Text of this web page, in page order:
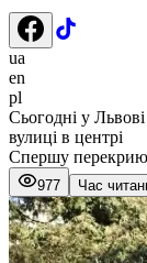
ua
en
pl
Сьогодні у
вулиці в центрі
Спершу
977 Час